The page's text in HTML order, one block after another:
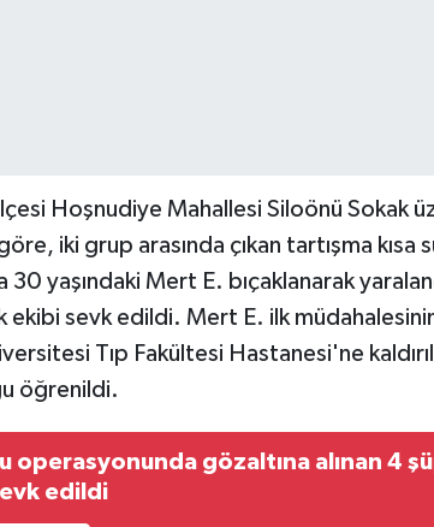
Hoşnudiye Mahallesi Siloönü Sokak
iki grup arasında çıkan tartışma kısa
30 yaşındaki Mert E. bıçaklanarak
ekibi sevk edildi. Mert E. ilk
Tıp Fakültesi Hastanesi'ne
öğrenildi.
operasyonunda gözaltına alınan 4
edildi